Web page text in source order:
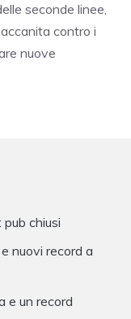
seconde linee,
contro i
nuove
chiusi
nuovi record a
e un record